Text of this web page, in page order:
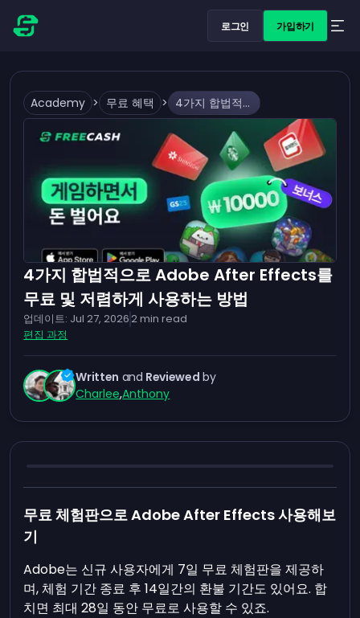
로그인 가입하기
Academy > 무료 혜택 > 4가지 합법적으로 Adobe After Effects를 무료 및 저렴하게 사용하는 방법
4가지 합법적으로 Adobe After Effects를
무료 및 저렴하게 사용하는 방법
업데이트: Jul 27, 20262min read
편집 과정
Written and Reviewed by
Charlee,Anthony
무료 체험판으로 Adobe After Effects 사용해보
기
Adobe는 신규 사용자에게 7일 무료 체험판을 제공하
며, 체험 기간 종료 후 14일간의 환불 기간도 있어요. 합
치면 최대 28일 동안 무료로 사용할 수 있죠.